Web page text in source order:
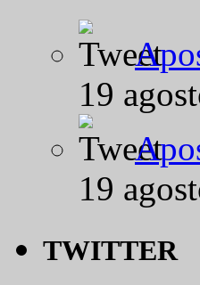
19
19
TWITTER